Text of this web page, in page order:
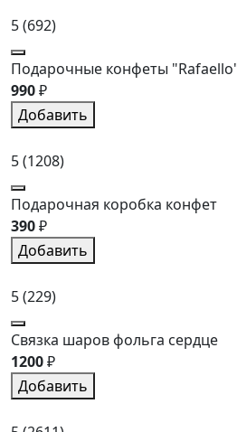
5(692)
Подарочные конфеты
990₽
Добавить
5(1208)
Подарочная коробка конфет
390₽
Добавить
5(229)
Связка шаров фольга сердце
1200₽
Добавить